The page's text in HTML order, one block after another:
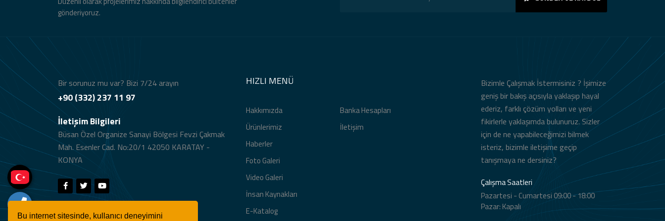
Bu internet sitesinde, kullanıcı deneyimini
gönderiyoruz.
Bir sorunuz mu var? Bizi 7/24 arayın
+90 (332) 237 11 97
İletişim Bilgileri
Büsan Özel Organize Sanayi Bölgesi Fevzi Çakmak
Mah. Esenler Cad. No:20/1 42050 KARATAY -
KONYA
HIZLI MENÜ
Hakkımızda
Ürünlerimiz
Haberler
Foto Galeri
Video Galeri
İnsan Kaynakları
E-Katalog
Banka Hesapları
İletişim
Bizimle Çalışmak İstermisiniz ? İşimize
geniş bir bakış açısıyla yaklaşıp hayal
ederiz, farklı çözüm yolları ve yeni
fikirlerle yaklaşımda bulunuruz. Sizler
için de ne yapabileceğimizi bilmek
isteriz, bizimle iletişime geçip
tanışmaya ne dersiniz?
Çalışma Saatleri
Pazartesi - Cumartesi 09:00 - 18:00
Pazar: Kapalı